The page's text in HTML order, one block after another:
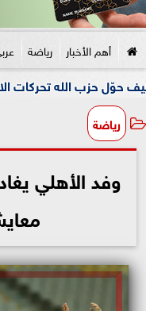
أهم الأخبار رياضة
تحركات الاحتلال إلى
رياضة
وفد الأهلي